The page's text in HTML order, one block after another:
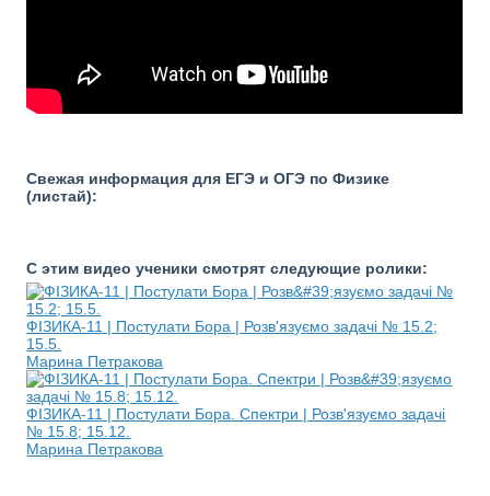
Свежая информация для ЕГЭ и ОГЭ по Физике
(листай):
С этим видео ученики смотрят следующие ролики:
ФІЗИКА-11 | Постулати Бора | Розв'язуємо задачі № 15.2;
15.5.
Марина Петракова
ФІЗИКА-11 | Постулати Бора. Спектри | Розв'язуємо задачі
№ 15.8; 15.12.
Марина Петракова